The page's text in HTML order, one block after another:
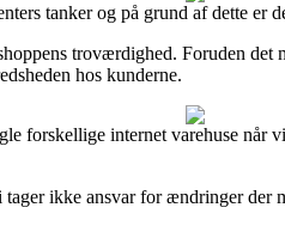
tanker og på grund af dette
troværdighed. Foruden
hos kunderne.
forskellige internet varehuse
ikke ansvar for ændringer der